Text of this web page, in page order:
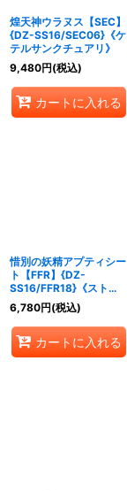
煌天神ウラヌス【SEC】
{DZ-SS16/SEC06}《ケ
テルサンクチュアリ》
9,480円(税込)
カートに入れる
惜別の妖精アプティシー
ト【FFR】{DZ-
SS16/FFR18}《ストイ
ケイア》
6,780円(税込)
カートに入れる